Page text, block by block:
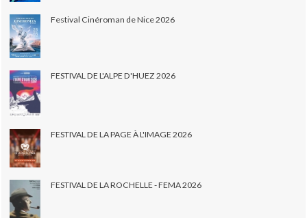
Festival Cinéroman de Nice 2026
FESTIVAL DE L'ALPE D'HUEZ 2026
FESTIVAL DE LA PAGE À L'IMAGE 2026
FESTIVAL DE LA ROCHELLE - FEMA 2026